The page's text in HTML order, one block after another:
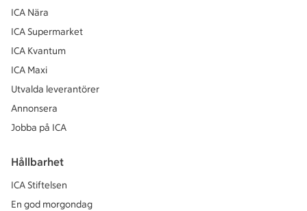
ICA Nära
ICA Supermarket
ICA Kvantum
ICA Maxi
Utvalda leverantörer
Annonsera
Jobba på ICA
Hållbarhet
ICA Stiftelsen
En god morgondag